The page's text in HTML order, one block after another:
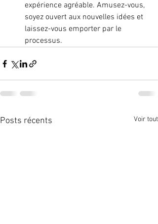
expérience agréable. Amusez-vous,
soyez ouvert aux nouvelles idées et
laissez-vous emporter par le
processus.
Posts récents Voir tout